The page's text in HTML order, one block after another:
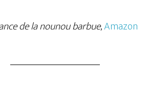
de la nounou barbue,Amazon